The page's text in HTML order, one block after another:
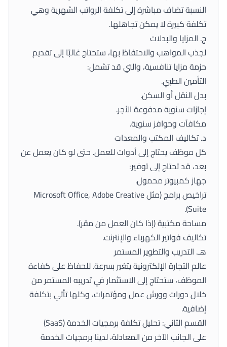
النسبة تضاف مباشرة إلى تكلفة الرواتب الشهرية وهي
تكلفة كبيرة لا يمكن تجاهلها.
ج. المزايا والبدلات
لجذب المواهب والاحتفاظ بها، ستحتاج غالبًا إلى تقديم
حزمة مزايا تنافسية، والتي قد تشمل:
التأمين الطبي.
بدل النقل أو السكن.
إجازات سنوية مدفوعة الأجر.
مكافآت وحوافز سنوية.
د. تكاليف المكتب والمعدات
كل موظف يحتاج إلى أدوات للعمل. حتى لو كان يعمل عن
بعد، قد تحتاج إلى توفير:
جهاز كمبيوتر محمول.
تراخيص برامج (مثل Microsoft Office, Adobe Creative
Suite).
مساحة مكتبية (إذا كان العمل من مقر).
تكاليف فواتير الكهرباء والإنترنت.
هـ. التدريب والتطوير المستمر
عالم التجارة الإلكترونية يتغير بسرعة. للحفاظ على كفاءة
الموظف، ستحتاج إلى الاستثمار في تدريبه المستمر من
خلال دورات وورش عمل ومؤتمرات، وكلها تأتي بتكلفة
إضافية.
القسم الثاني: تحليل تكلفة برمجيات الخدمة (SaaS)
على الجانب الآخر من المعادلة، لدينا برمجيات الخدمة